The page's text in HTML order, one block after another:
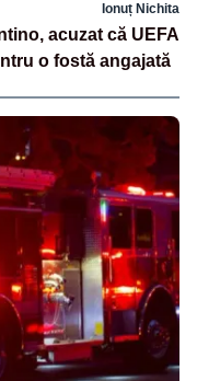
Ionuț Nichita
acuzat că UEFA
o fostă angajată